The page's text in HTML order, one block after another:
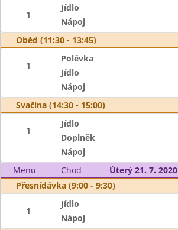
1
Jídlo
Nápoj
Oběd (11:30 - 13:45)
1
Polévka
Jídlo
Nápoj
Svačina (14:30 - 15:00)
1
Jídlo
Doplněk
Nápoj
Menu
Chod
Úterý 21. 7. 2020
Přesnídávka (9:00 - 9:30)
1
Jídlo
Nápoj